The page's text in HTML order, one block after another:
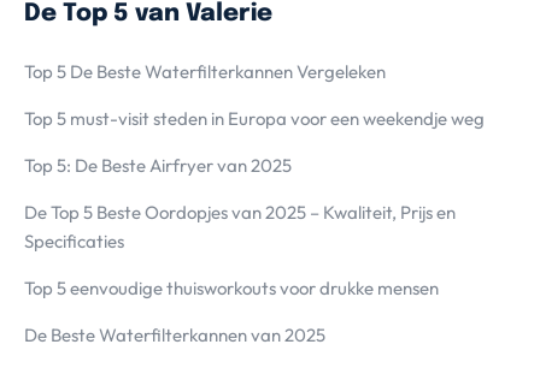
De Top 5 van Valerie
Top 5 De Beste Waterfilterkannen Vergeleken
Top 5 must-visit steden in Europa voor een weekendje weg
Top 5: De Beste Airfryer van 2025
De Top 5 Beste Oordopjes van 2025 – Kwaliteit, Prijs en
Specificaties
Top 5 eenvoudige thuisworkouts voor drukke mensen
De Beste Waterfilterkannen van 2025